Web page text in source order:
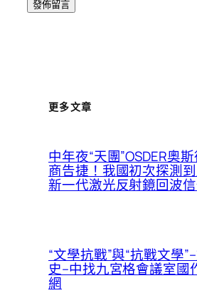
更多文章
中年夜“天團”OSDER奧
商告捷！我國初次探測
新一代激光反射鏡回波
“文學抗戰”與“抗戰文學
史–中找九宮格會議室國
網